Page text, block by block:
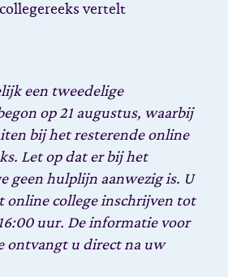
vertelt
een tweedelige
op 21 augustus, waarbij
bij het resterende online
Let op dat er bij het
geen hulplijn aanwezig is. U
online college inschrijven tot
uur. De informatie voor
ontvangt u direct na uw